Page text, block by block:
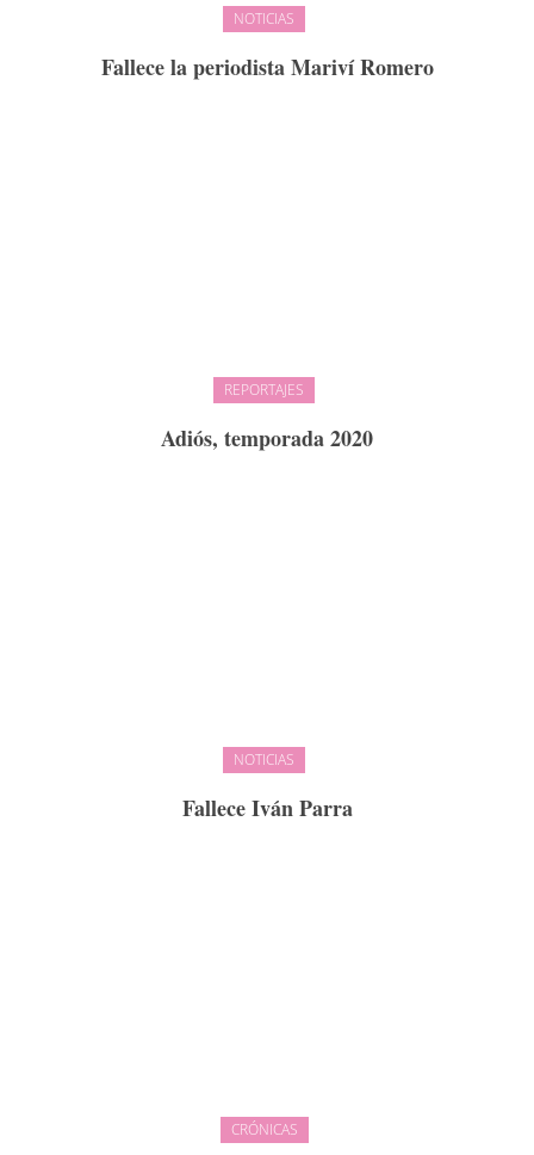
NOTICIAS
Fallece la periodista Mariví Romero
REPORTAJES
Adiós, temporada 2020
NOTICIAS
Fallece Iván Parra
CRÓNICAS